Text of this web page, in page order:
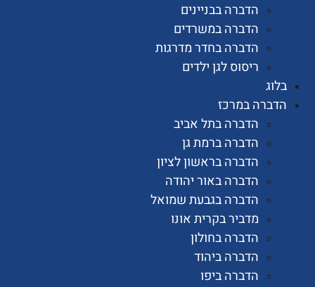
הדברה בבניינים
הדברה במשרדים
הדברה בחדר מדרגות
ריסוס לגן ילדים
במרכז
הדברה בתל אביב
הדברה ברמת גן
הדברה בראשון לציון
הדברה באור יהודה
הדברה בגבעת שמואל
מדביר בקרית אונו
הדברה בחולון
הדברה ביהוד
הדברה ביפו